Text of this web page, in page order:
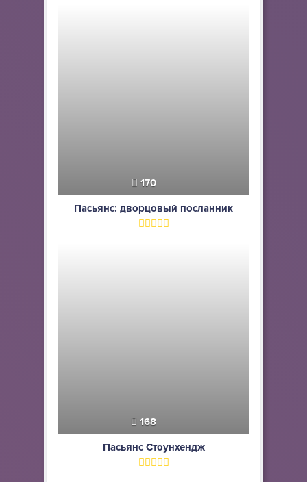
170
Пасьянс: дворцовый посланник
168
Пасьянс Стоунхендж